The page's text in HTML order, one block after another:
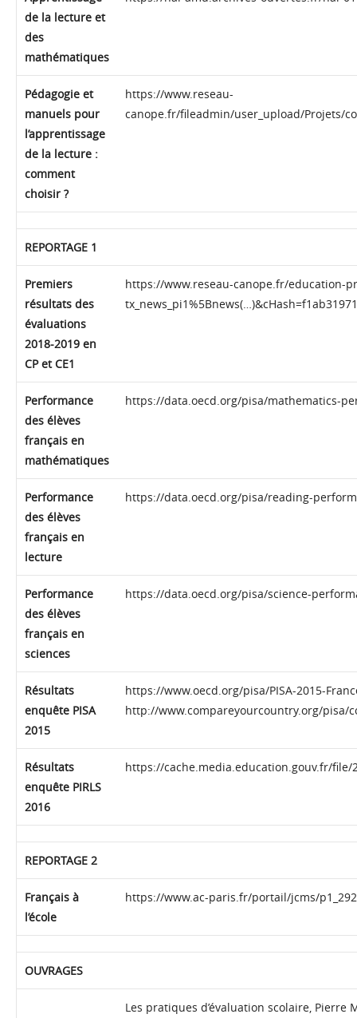
de la lecture et
des
mathématiques
Pédagogie et
manuels pour
l’apprentissage
de la lecture :
comment
choisir ?
https://www.reseau-
canope.fr/fileadmin/user_upload/Projets/
REPORTAGE 1
Premiers
résultats des
évaluations
2018-2019 en
CP et CE1
https://www.reseau-canope.fr/education-
Performance
des élèves
français en
mathématiques
https://data.oecd.org/pisa/mathematics-
Performance
des élèves
français en
lecture
https://data.oecd.org/pisa/reading-
Performance
des élèves
français en
sciences
https://data.oecd.org/pisa/science-
Résultats
enquête PISA
2015
https://www.oecd.org/pisa/PISA-2015-
http://www.compareyourcountry.org/pisa/
Résultats
enquête PIRLS
2016
https://cache.media.education.gouv.fr/
REPORTAGE 2
Français à
l’école
https://www.ac-paris.fr/portail/jcms/
OUVRAGES
Les pratiques d’évaluation scolaire, Pierre